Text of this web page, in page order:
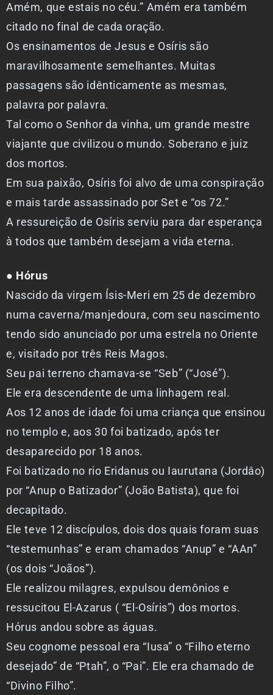
Amém, que estais no céu.” Amém era também
citado no final de cada oração.
Os ensinamentos de Jesus e Osíris são
maravilhosamente semelhantes. Muitas
passagens são idênticamente as mesmas,
palavra por palavra.
Tal como o Senhor da vinha, um grande mestre
viajante que civilizou o mundo. Soberano e juiz
dos mortos.
Em sua paixão, Osíris foi alvo de uma conspiração
e mais tarde assassinado por Set e “os 72.”
A ressureição de Osíris serviu para dar esperança
à todos que também desejam a vida eterna.
● Hórus
Nascido da virgem Ísis-Meri em 25 de dezembro
numa caverna/manjedoura, com seu nascimento
tendo sido anunciado por uma estrela no Oriente
e, visitado por três Reis Magos.
Seu pai terreno chamava-se “Seb” (“José”).
Ele era descendente de uma linhagem real.
Aos 12 anos de idade foi uma criança que ensinou
no templo e, aos 30 foi batizado, após ter
desaparecido por 18 anos.
Foi batizado no rio Eridanus ou Iaurutana (Jordâo)
por “Anup o Batizador” (João Batista), que foi
decapitado.
Ele teve 12 discípulos, dois dos quais foram suas
“testemunhas” e eram chamados “Anup” e “AAn”
(os dois “Joãos”).
Ele realizou milagres, expulsou demônios e
ressucitou El-Azarus ( “El-Osíris”) dos mortos.
Hórus andou sobre as águas.
Seu cognome pessoal era “Iusa” o “Filho eterno
desejado” de “Ptah”, o “Pai”. Ele era chamado de
“Divino Filho”.